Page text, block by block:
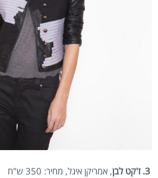
3. ז'קט לבן
, אמריקן איגל, מחיר: 350 ש"ח